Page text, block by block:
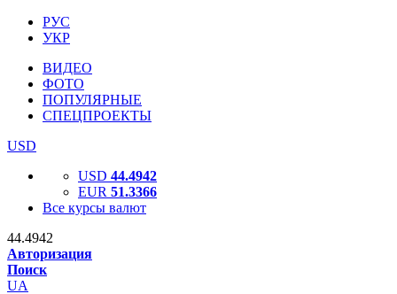
РУС
УКР
ВИДЕО
ФОТО
ПОПУЛЯРНЫЕ
СПЕЦПРОЕКТЫ
USD
USD 44.4942
EUR 51.3366
Все курсы валют
44.4942
Авторизация
Поиск
UA